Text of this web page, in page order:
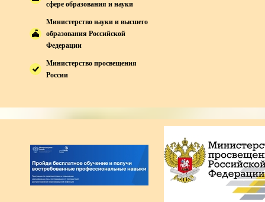
сфере образования и науки
Министерство науки и высшего
образования Российской
Федерации
Министерство просвещения
России